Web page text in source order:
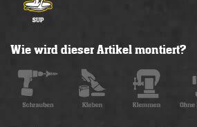
Wie wird dieser Artikel montiert?